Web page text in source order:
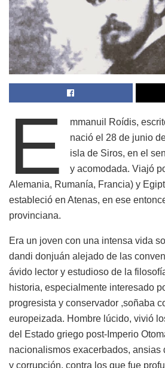
E
mmanuil Roídis,
nació el 28 de junio
isla de Siros, en el
y acomodada. Viajó
Alemania, Rumanía, Francia) y
estableció en Atenas, en ese
provinciana.
Era un joven con una intensa vida
dandi donjuán alejado de las
ávido lector y estudioso de la
historia, especialmente interesado
progresista y conservador ,soñaba
europeizada. Hombre lúcido, vivió
del Estado griego post-Imperio
nacionalismos exacerbados, ansias
y corrupción, contra los que fue